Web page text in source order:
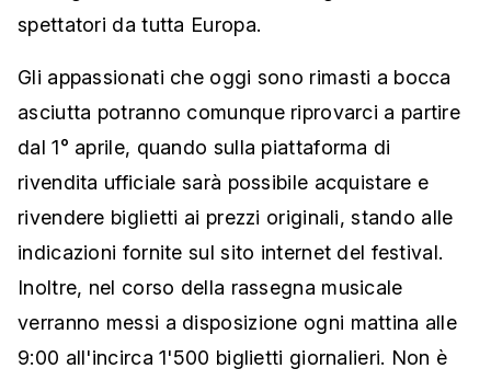
spettatori da tutta Europa.
Gli appassionati che oggi sono rimasti a bocca
asciutta potranno comunque riprovarci a partire
dal 1° aprile, quando sulla piattaforma di
rivendita ufficiale sarà possibile acquistare e
rivendere biglietti ai prezzi originali, stando alle
indicazioni fornite sul sito internet del festival.
Inoltre, nel corso della rassegna musicale
verranno messi a disposizione ogni mattina alle
9:00 all'incirca 1'500 biglietti giornalieri. Non è